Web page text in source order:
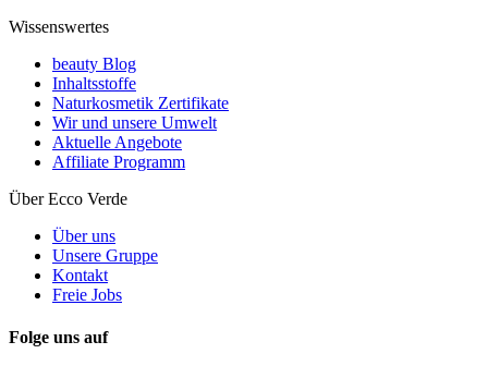
Wissenswertes
beauty Blog
Inhaltsstoffe
Naturkosmetik Zertifikate
Wir und unsere Umwelt
Aktuelle Angebote
Affiliate Programm
Über Ecco Verde
Über uns
Unsere Gruppe
Kontakt
Freie Jobs
Folge uns auf